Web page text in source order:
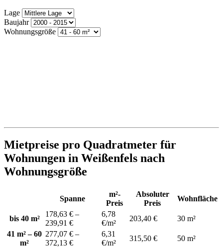
Lage
Baujahr
Wohnungsgröße
Mietpreise pro Quadratmeter für
Wohnungen in Weißenfels nach
Wohnungsgröße
Spanne
m²-
Preis
Absoluter
Preis
Wohnfläche
bis 40 m²
178,63 € –
239,91 €
6,78
€/m²
203,40 €
30 m²
41 m² – 60
m²
277,07 € –
372,13 €
6,31
€/m²
315,50 €
50 m²